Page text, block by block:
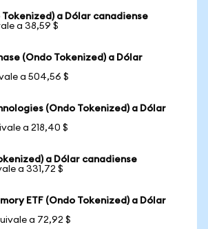
Tokenized) a Dólar canadiense
a 38,59 $
(Ondo Tokenized) a Dólar
a 504,56 $
(Ondo Tokenized) a Dólar
a 218,40 $
a Dólar canadiense
a 331,72 $
ETF (Ondo Tokenized) a Dólar
a 72,92 $